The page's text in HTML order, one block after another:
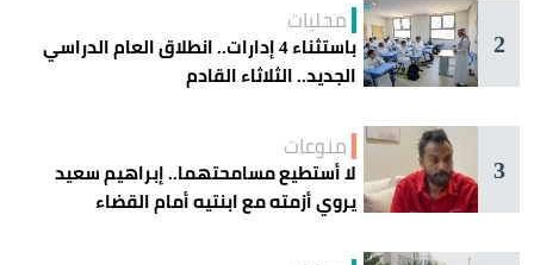
2
محليات
باستثناء 4 إدارات.. انطلاق العام الدراسي
الجديد.. الثلاثاء القادم
3
منوعات
لا أستطيع مسامحتهما.. إبراهيم سعيد
يروي أزمته مع ابنتيه أمام القضاء